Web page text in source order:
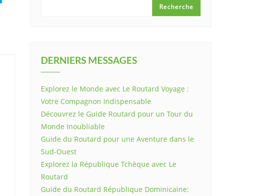
Recherche
DERNIERS MESSAGES
Explorez le Monde avec Le Routard Voyage :
Votre Compagnon Indispensable
Découvrez le Guide Routard pour un Tour du
Monde Inoubliable
Guide du Routard pour une Aventure dans le
Sud-Ouest
Explorez la République Tchèque avec Le
Routard
Guide du Routard République Dominicaine: